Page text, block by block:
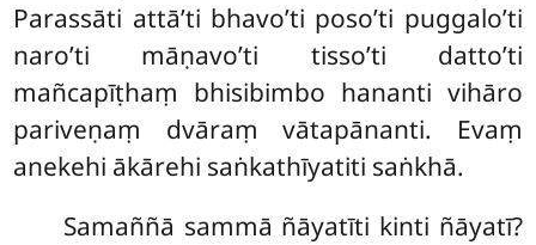
Parassāti attā’ti bhavo’ti poso’ti puggalo’ti
naro’ti māṇavo’ti tisso’ti datto’ti
mañcapīṭhaṃ bhisibimbo hananti vihāro
pariveṇaṃ dvāraṃ vātapānanti. Evaṃ
anekehi ākārehi saṅkathīyatiti saṅkhā.
Samaññā sammā ñāyatīti kinti ñāyatī?